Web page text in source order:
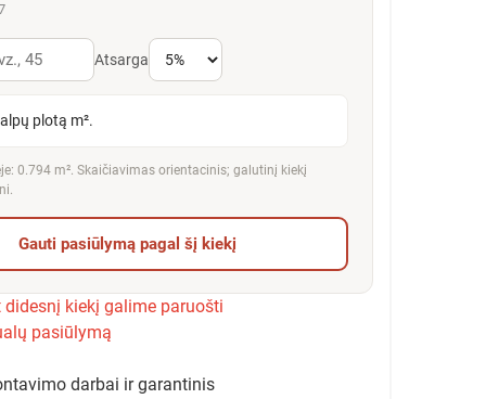
Atsarga
plotą m².
0.794 m². Skaičiavimas orientacinis; galutinį kiekį
Gauti pasiūlymą pagal šį kiekį
didesnį kiekį galime paruošti
pasiūlymą
darbai ir garantinis